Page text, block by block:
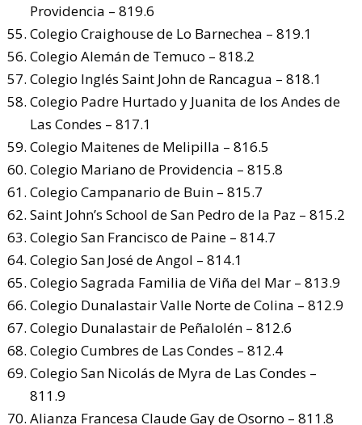
Providencia – 819.6
Colegio Craighouse de Lo Barnechea – 819.1
Colegio Alemán de Temuco – 818.2
Colegio Inglés Saint John de Rancagua – 818.1
Colegio Padre Hurtado y Juanita de los Andes de
Las Condes – 817.1
Colegio Maitenes de Melipilla – 816.5
Colegio Mariano de Providencia – 815.8
Colegio Campanario de Buin – 815.7
Saint John’s School de San Pedro de la Paz – 815.2
Colegio San Francisco de Paine – 814.7
Colegio San José de Angol – 814.1
Colegio Sagrada Familia de Viña del Mar – 813.9
Colegio Dunalastair Valle Norte de Colina – 812.9
Colegio Dunalastair de Peñalolén – 812.6
Colegio Cumbres de Las Condes – 812.4
Colegio San Nicolás de Myra de Las Condes –
811.9
Alianza Francesa Claude Gay de Osorno – 811.8